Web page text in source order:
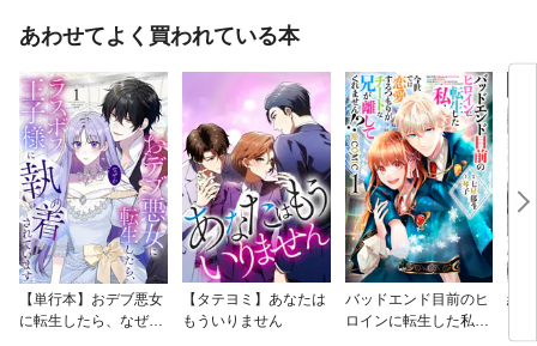
あわせてよく買われている本
【単行本】おデブ悪女
に転生したら、なぜか
【タテヨミ】あなたは
もういりません
バッドエンド目前のヒ
ロインに転生した私、
結